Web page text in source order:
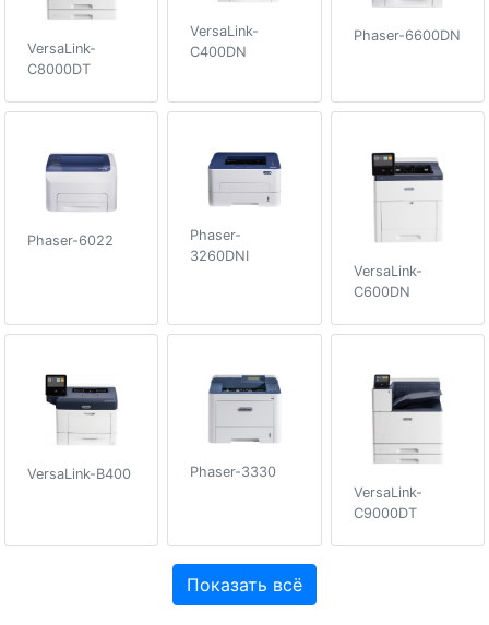
VersaLink-
C8000DT
VersaLink-
C400DN
Phaser-6600DN
Phaser-6022
Phaser-
3260DNI
VersaLink-
C600DN
VersaLink-B400
Phaser-3330
VersaLink-
C9000DT
Показать всё